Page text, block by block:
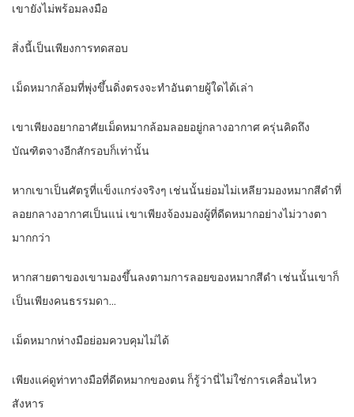
เขายังไม่พร้อมลงมือ
สิ่งนี้เป็นเพียงการทดสอบ
เม็ดหมากล้อมที่พุ่งขึ้นดิ่งตรงจะทำอันตายผู้ใดได้เล่า
เขาเพียงอยากอาศัยเม็ดหมากล้อมลอยอยู่กลางอากาศ ครุ่นคิดถึง
บัณฑิตจางอีกสักรอบก็เท่านั้น
หากเขาเป็นศัตรูที่แข็งแกร่งจริงๆ เช่นนั้นย่อมไม่เหลียวมองหมากสีดำที่
ลอยกลางอากาศเป็นแน่ เขาเพียงจ้องมองผู้ที่ดีดหมากอย่างไม่วางตา
มากกว่า
หากสายตาของเขามองขึ้นลงตามการลอยของหมากสีดำ เช่นนั้นเขาก็
เป็นเพียงคนธรรมดา…
เม็ดหมากห่างมือย่อมควบคุมไม่ได้
เพียงแค่ดูท่าทางมือที่ดีดหมากของตน ก็รู้ว่านี่ไม่ใช่การเคลื่อนไหว
สังหาร